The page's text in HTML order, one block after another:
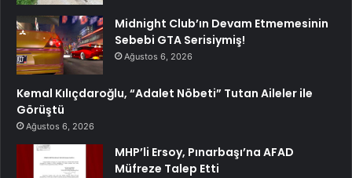
Midnight Club’ın Devam Etmemesinin
Sebebi GTA Serisiymiş!
Ağustos 6, 2026
Kemal Kılıçdaroğlu, “Adalet Nöbeti” Tutan Aileler ile
Görüştü
Ağustos 6, 2026
MHP’li Ersoy, Pınarbaşı’na AFAD
Müfreze Talep Etti